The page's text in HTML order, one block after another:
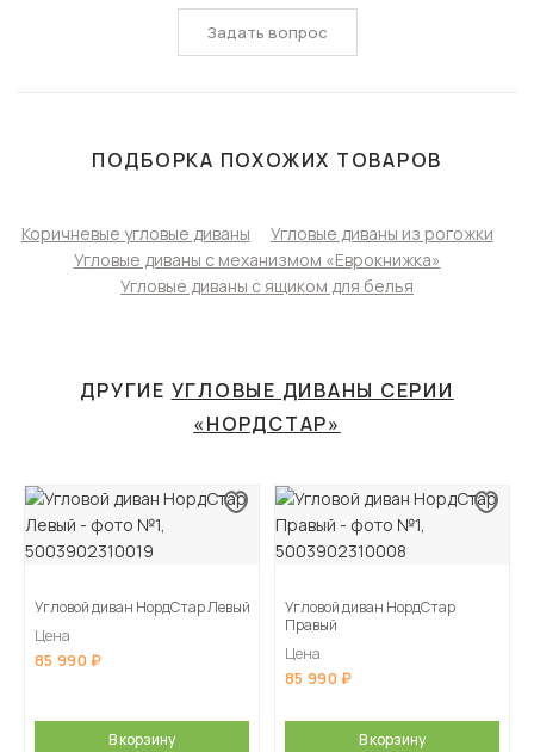
Задать вопрос
ПОДБОРКА ПОХОЖИХ ТОВАРОВ
Коричневые угловые диваны
Угловые диваны из рогожки
Угловые диваны с механизмом «Еврокнижка»
Угловые диваны с ящиком для белья
ДРУГИЕ УГЛОВЫЕ ДИВАНЫ СЕРИИ
«НОРДСТАР»
Угловой диван НордСтар Левый
Цена
85 990
В корзину
Угловой диван НордСтар
Правый
Цена
85 990
В корзину